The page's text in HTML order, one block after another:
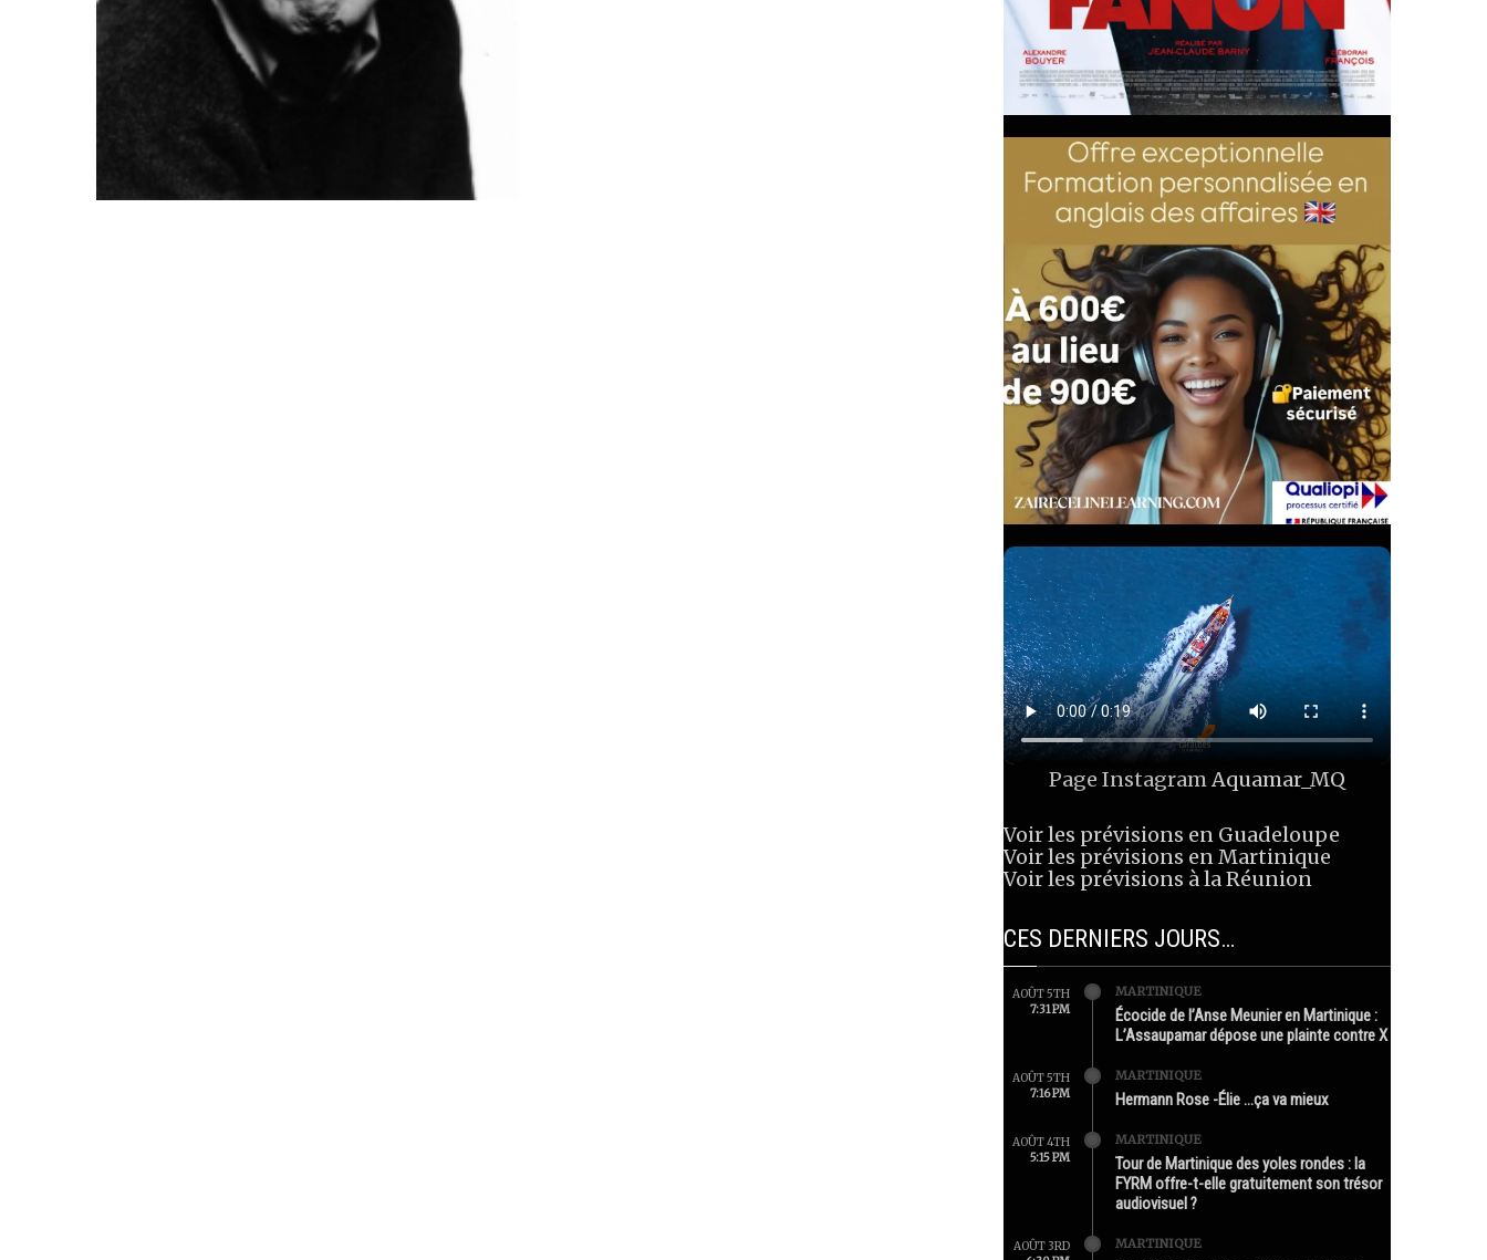
Page InstagramAquamar_MQ
Voir les prévisions en Guadeloupe
Voir les prévisions en Martinique
Voir les prévisions à la Réunion
CES DERNIERS JOURS…
AOÛT 5TH
7:31 PM
MARTINIQUE
Écocide de l’Anse Meunier en Martinique :
L’Assaupamar dépose une plainte contre X
AOÛT 5TH
7:16 PM
MARTINIQUE
Hermann Rose -Élie …ça va mieux
AOÛT 4TH
5:15 PM
MARTINIQUE
Tour de Martinique des yoles rondes : la
FYRM offre-t-elle gratuitement son trésor
audiovisuel ?
AOÛT 3RD
MARTINIQUE